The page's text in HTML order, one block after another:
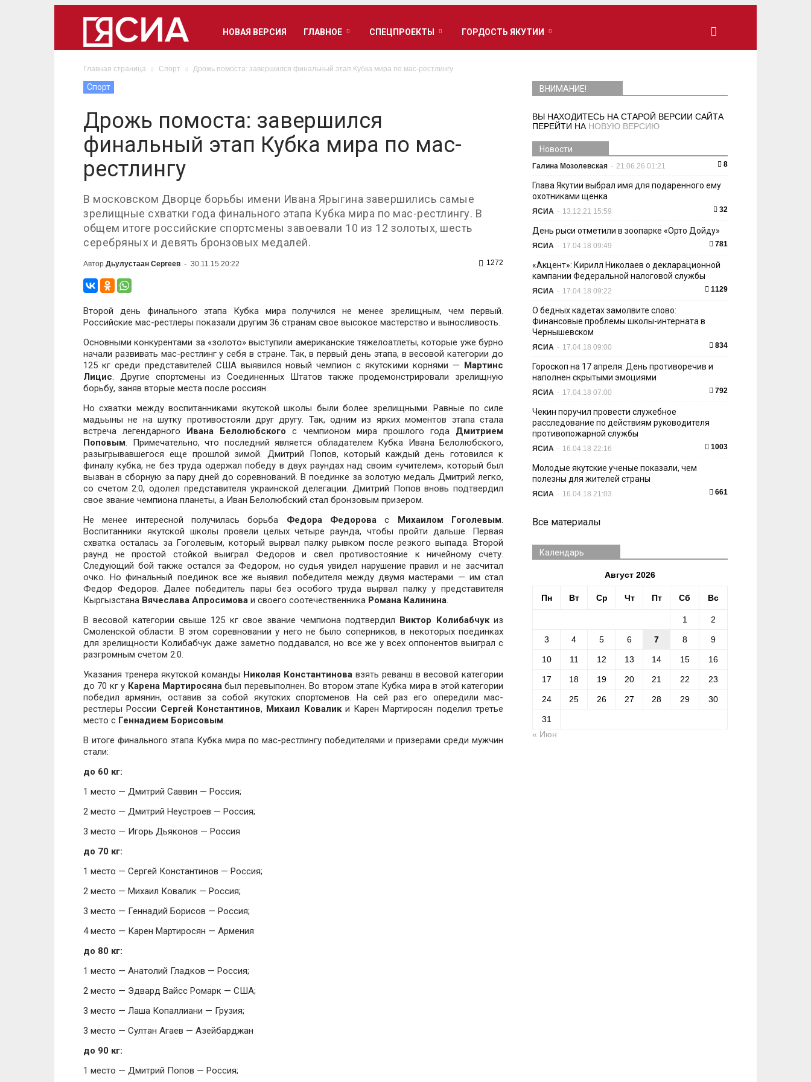
НОВАЯ ВЕРСИЯ ГЛАВНОЕ СПЕЦПРОЕКТЫ ГОРДОСТЬ ЯКУТИИ
Главная страница Спорт Дрожь помоста: завершился финальный этап Кубка мира по мас-рестлингу
Спорт
Дрожь помоста: завершился
финальный этап Кубка мира по мас-
рестлингу
В московском Дворце борьбы имени Ивана Ярыгина завершились самые
зрелищные схватки года финального этапа Кубка мира по мас-рестлингу. В
общем итоге российские спортсмены завоевали 10 из 12 золотых, шесть
серебряных и девять бронзовых медалей.
Автор Дьулустаан Сергеев - 30.11.15 20:22 1272
Второй день финального этапа Кубка мира получился не менее зрелищным, чем первый.
Российские мас-рестлеры показали другим 36 странам свое высокое мастерство и выносливость.
Основными конкурентами за «золото» выступили американские тяжелоатлеты, которые уже бурно
начали развивать мас-рестлинг у себя в стране. Так, в первый день этапа, в весовой категории до
125 кг среди представителей США выявился новый чемпион с якутскими корнями — Мартинс
Лицис. Другие спортсмены из Соединенных Штатов также продемонстрировали зрелищную
борьбу, заняв вторые места после россиян.
Но схватки между воспитанниками якутской школы были более зрелищными. Равные по силе
мадьыны не на шутку противостояли друг другу. Так, одним из ярких моментов этапа стала
встреча легендарного Ивана Белолюбского с чемпионом мира прошлого года Дмитрием
Поповым. Примечательно, что последний является обладателем Кубка Ивана Белолюбского,
разыгрывавшегося еще прошлой зимой. Дмитрий Попов, который каждый день готовился к
финалу кубка, не без труда одержал победу в двух раундах над своим «учителем», который был
вызван в сборную за пару дней до соревнований. В поединке за золотую медаль Дмитрий легко,
со счетом 2:0, одолел представителя украинской делегации. Дмитрий Попов вновь подтвердил
свое звание чемпиона планеты, а Иван Белолюбский стал бронзовым призером.
Не менее интересной получилась борьба Федора Федоровас Михаилом Гоголевым.
Воспитанники якутской школы провели целых четыре раунда, чтобы пройти дальше. Первая
схватка осталась за Гоголевым, который вырвал палку рывком после резкого выпада. Второй
раунд не простой стойкой выиграл Федоров и свел противостояние к ничейному счету.
Следующий бой также остался за Федором, но судья увидел нарушение правил и не засчитал
очко. Но финальный поединок все же выявил победителя между двумя мастерами — им стал
Федор Федоров. Далее победитель пары без особого труда вырвал палку у представителя
Кыргызстана Вячеслава Апросимова и своего соотечественника Романа Калинина.
В весовой категории свыше 125 кг свое звание чемпиона подтвердил Виктор Колибабчукиз
Смоленской области. В этом соревновании у него не было соперников, в некоторых поединках
для зрелищности Колибабчук даже заметно поддавался, но все же у всех оппонентов выиграл с
разгромным счетом 2:0.
Указания тренера якутской команды Николая Константинова взять реванш в весовой категории
до 70 кг у Карена Мартиросяна был перевыполнен. Во втором этапе Кубка мира в этой категории
победил армянин, оставив за собой якутских спортсменов. На сей раз его опередили мас-
рестлеры России Сергей Константинов, Михаил Ковалики Карен Мартиросян поделил третье
место с Геннадием Борисовым.
В итоге финального этапа Кубка мира по мас-рестлингу победителями и призерами среди мужчин
стали:
до 60 кг:
1 место — Дмитрий Саввин — Россия;
2 место — Дмитрий Неустроев — Россия;
3 место — Игорь Дьяконов — Россия
до 70 кг:
1 место — Сергей Константинов — Россия;
2 место — Михаил Ковалик — Россия;
3 место — Геннадий Борисов — Россия;
4 место — Карен Мартиросян — Армения
до 80 кг:
1 место — Анатолий Гладков — Россия;
2 место — Эдвард Вайсс Ромарк — США;
3 место — Лаша Копаллиани — Грузия;
3 место — Султан Агаев — Азейбарджан
до 90 кг:
1 место — Дмитрий Попов — Россия;
ВНИМАНИЕ!
ВЫ НАХОДИТЕСЬ НА СТАРОЙ ВЕРСИИ САЙТА
ПЕРЕЙТИ НА НОВУЮ ВЕРСИЮ
Новости
Галина Мозолевская - 21.06.26 01:21 8
Глава Якутии выбрал имя для подаренного ему
охотниками щенка
ЯСИА - 13.12.21 15:59 32
День рыси отметили в зоопарке «Орто Дойду»
ЯСИА - 17.04.18 09:49 781
«Акцент»: Кирилл Николаев о декларационной
кампании Федеральной налоговой службы
ЯСИА - 17.04.18 09:22 1129
О бедных кадетах замолвите слово:
Финансовые проблемы школы-интерната в
Чернышевском
ЯСИА - 17.04.18 09:00 834
Гороскоп на 17 апреля: День противоречив и
наполнен скрытыми эмоциями
ЯСИА - 17.04.18 07:00 792
Чекин поручил провести служебное
расследование по действиям руководителя
противопожарной службы
ЯСИА - 16.04.18 22:16 1003
Молодые якутские ученые показали, чем
полезны для жителей страны
ЯСИА - 16.04.18 21:03 661
Все материалы
Календарь
Август 2026
Пн Вт Ср Чт Пт Сб Вс
1 2
3 4 5 6 7 8 9
10 11 12 13 14 15 16
17 18 19 20 21 22 23
24 25 26 27 28 29 30
31
« Июн